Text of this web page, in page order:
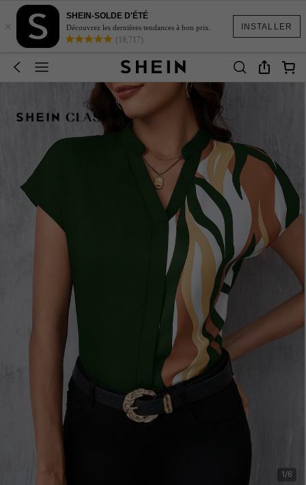
INSTALLER
×
SHEIN-SOLDE D'ÉTÉ
Découvrez les dernières tendances à bon prix.
(18,717)
1/6